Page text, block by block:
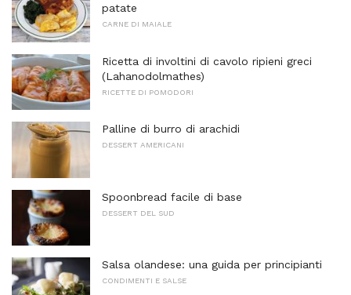
patate
CARNE DI MAIALE
Ricetta di involtini di cavolo ripieni greci
(Lahanodolmathes)
RICETTE DI POMODORI
Palline di burro di arachidi
DESSERT AMERICANI
Spoonbread facile di base
DESSERT DEL SUD
Salsa olandese: una guida per principianti
CONDIMENTI E SALSE